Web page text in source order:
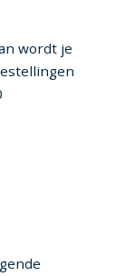
wordt je